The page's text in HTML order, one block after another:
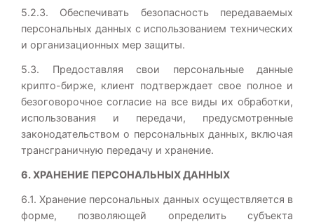
5.2.3. Обеспечивать безопасность передаваемых
персональных данных с использованием технических
и организационных мер защиты.
5.3. Предоставляя свои персональные данные
крипто-бирже, клиент подтверждает свое полное и
безоговорочное согласие на все виды их обработки,
использования и передачи, предусмотренные
законодательством о персональных данных, включая
трансграничную передачу и хранение.
6. ХРАНЕНИЕ ПЕРСОНАЛЬНЫХ ДАННЫХ
6.1. Хранение персональных данных осуществляется в
форме, позволяющей определить субъекта